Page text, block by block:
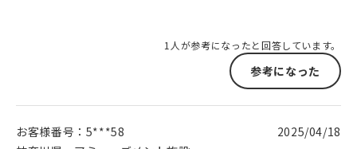
1人が参考になったと回答しています。
参考になった
お客様番号： 5***58
2025/04/18